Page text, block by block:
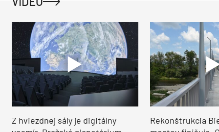
Jelšavský kaštieľ
predstavuje mikrohotel
v čase. Rekonštrukcia mu
priniesla novú funkciu aj
ocenenie CE ZA AR
Môj dom
Drevodom na Devíne sa